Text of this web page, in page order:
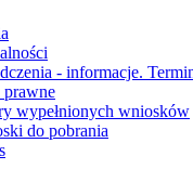
- informacje.
wypełnionych wniosków
do pobrania